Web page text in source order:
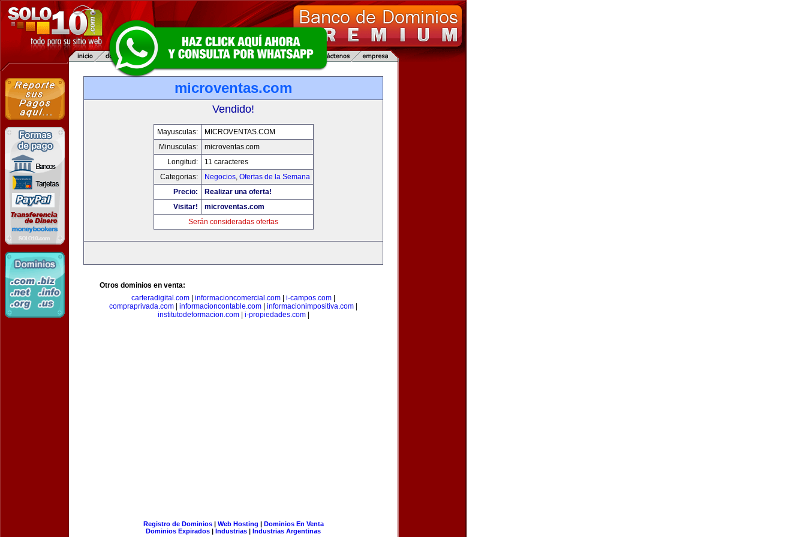
microventas.com
Vendido!
Mayusculas:
MICROVENTAS.COM
Minusculas:
microventas.com
Longitud:
11 caracteres
Categorias:
Negocios, Ofertas de la Semana
Precio:
Realizar una oferta!
Visitar!
microventas.com
Serán consideradas ofertas
Otros dominios en venta:
carteradigital.com
informacioncomercial.com i-campos.com
compraprivada.com
informacioncontable.com informacionimpositiva.com
institutodeformacion.com| i-propiedades.com|
Registro de Dominios| Web Hosting | Dominios En Venta
Dominios Expirados | Industrias | Industrias Argentinas